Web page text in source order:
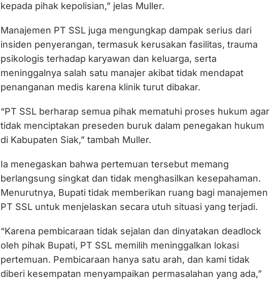
kepada pihak kepolisian,” jelas Muller.
Manajemen PT SSL juga mengungkap dampak serius dari
insiden penyerangan, termasuk kerusakan fasilitas, trauma
psikologis terhadap karyawan dan keluarga, serta
meninggalnya salah satu manajer akibat tidak mendapat
penanganan medis karena klinik turut dibakar.
“PT SSL berharap semua pihak mematuhi proses hukum agar
tidak menciptakan preseden buruk dalam penegakan hukum
di Kabupaten Siak,” tambah Muller.
Ia menegaskan bahwa pertemuan tersebut memang
berlangsung singkat dan tidak menghasilkan kesepahaman.
Menurutnya, Bupati tidak memberikan ruang bagi manajemen
PT SSL untuk menjelaskan secara utuh situasi yang terjadi.
“Karena pembicaraan tidak sejalan dan dinyatakan deadlock
oleh pihak Bupati, PT SSL memilih meninggalkan lokasi
pertemuan. Pembicaraan hanya satu arah, dan kami tidak
diberi kesempatan menyampaikan permasalahan yang ada,”